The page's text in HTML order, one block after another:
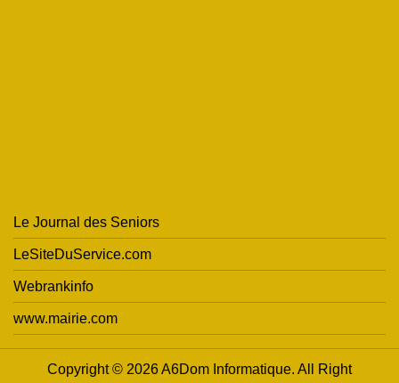
Le Journal des Seniors
LeSiteDuService.com
Webrankinfo
www.mairie.com
Copyright © 2026 A6Dom Informatique. All Right